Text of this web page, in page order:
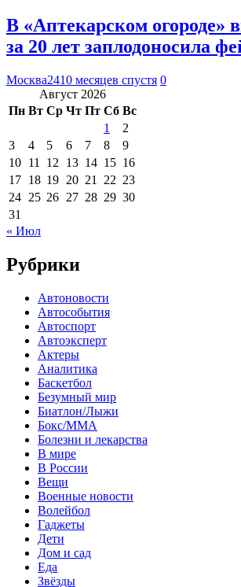
В «Аптекарском огороде»
за 20 лет заплодоносила
Москва2410 месяцев спустя 0
Август 2026
Пн Вт Ср Чт Пт Сб Вс
1
2
3
4 5 6 7 8
9
10 11 12 13 14 15 16
17 18 19 20 21 22 23
24 25 26 27 28 29 30
31
« Июл
Рубрики
Автоновости
Автособытия
Автоспорт
Автоэксперт
Актеры
Аналитика
Баскетбол
Безумный мир
Биатлон/Лыжи
Бокс/MMA
Болезни и лекарства
В мире
В России
Вещи
Военные новости
Волейбол
Гаджеты
Дети
Дом и сад
Еда
Звёзды